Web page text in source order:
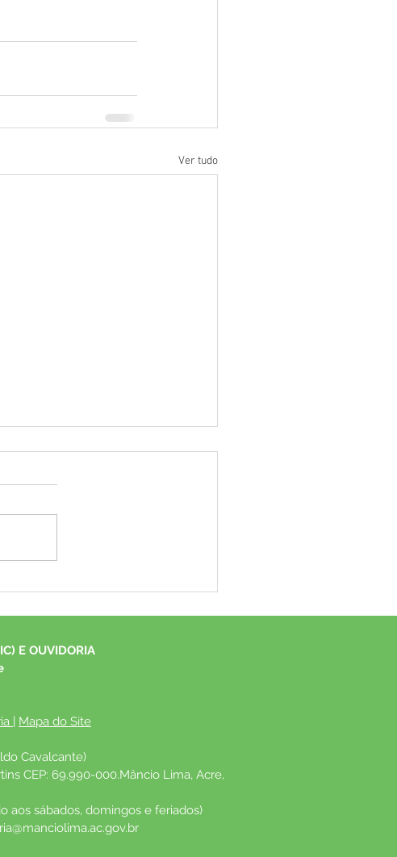
Ver tudo
E OUVIDORIA
Mapa do Site
Cavalcante)
CEP: 69.990-000.Mâncio Lima, Acre,
aos sábados, domingos e feriados)